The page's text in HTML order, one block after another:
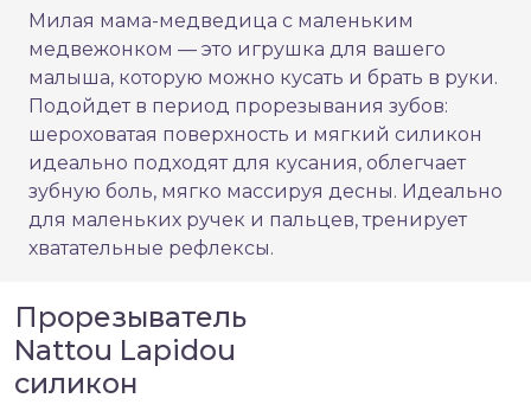
Милая мама-медведица с маленьким
медвежонком — это игрушка для вашего
малыша, которую можно кусать и брать в руки.
Подойдет в период прорезывания зубов:
шероховатая поверхность и мягкий силикон
идеально подходят для кусания, облегчает
зубную боль, мягко массируя десны. Идеально
для маленьких ручек и пальцев, тренирует
хватательные рефлексы.
Прорезыватель
Nattou Lapidou
силикон